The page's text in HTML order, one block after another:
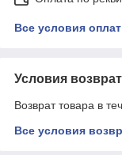
Все условия
Условия
Возврат товара в
Все условия